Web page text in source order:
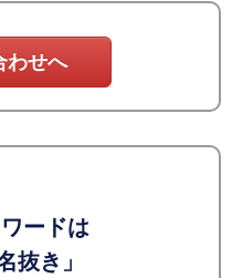
せへ
ードは
抜き」